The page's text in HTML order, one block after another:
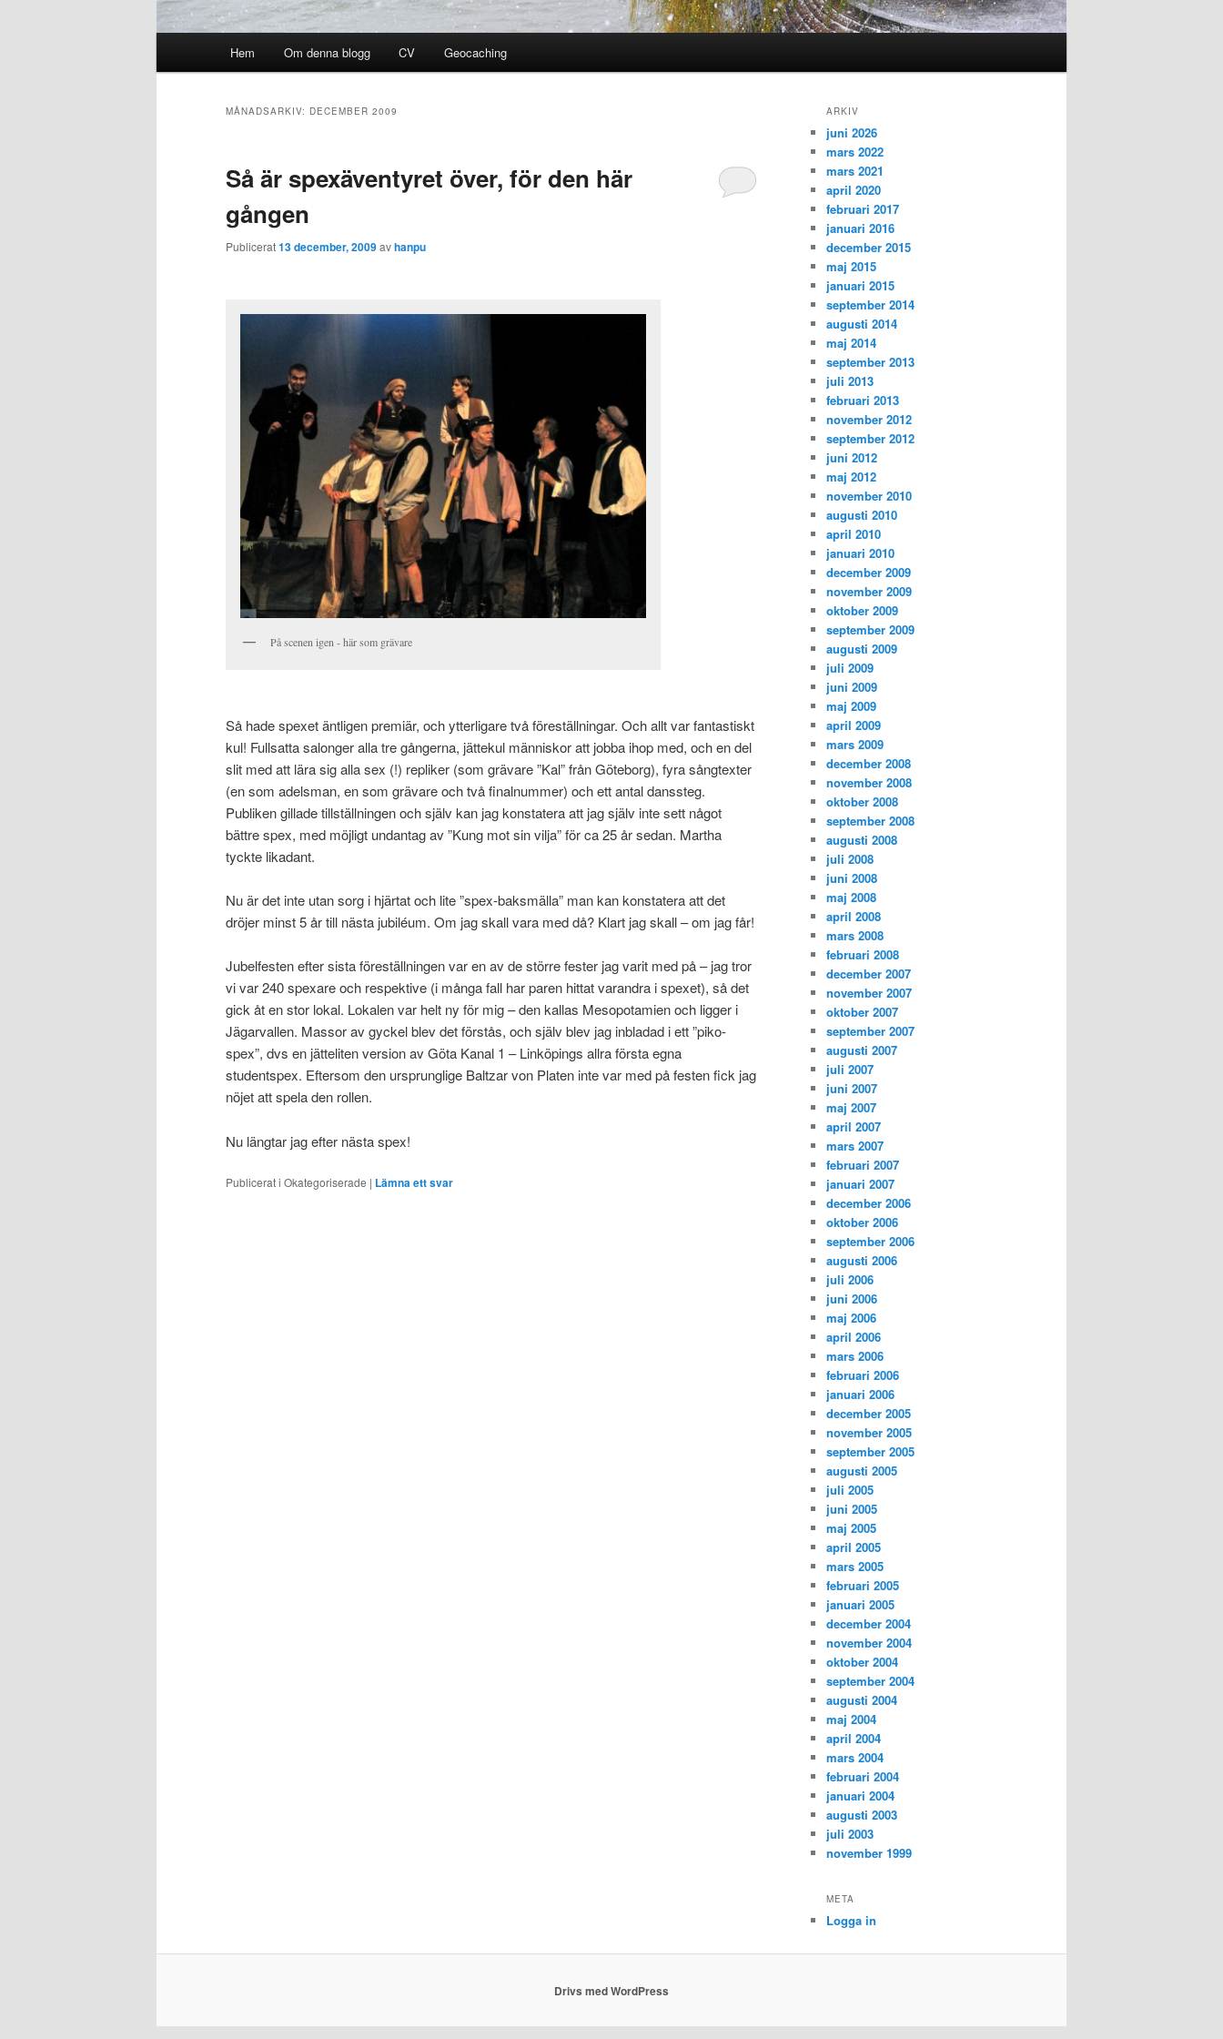
Hem Om denna blogg CV Geocaching
MÅNADSARKIV: DECEMBER 2009
Så är spexäventyret över, för den här
gången
Publicerat13 december, 2009avhanpu
På scenen igen - här som grävare
Så hade spexet äntligen premiär, och ytterligare två föreställningar. Och allt var fantastiskt
kul! Fullsatta salonger alla tre gångerna, jättekul människor att jobba ihop med, och en del
slit med att lära sig alla sex (!) repliker (som grävare ”Kal” från Göteborg), fyra sångtexter
(en som adelsman, en som grävare och två finalnummer) och ett antal danssteg.
Publiken gillade tillställningen och själv kan jag konstatera att jag själv inte sett något
bättre spex, med möjligt undantag av ”Kung mot sin vilja” för ca 25 år sedan. Martha
tyckte likadant.
Nu är det inte utan sorg i hjärtat och lite ”spex-baksmälla” man kan konstatera att det
dröjer minst 5 år till nästa jubiléum. Om jag skall vara med då? Klart jag skall – om jag får!
Jubelfesten efter sista föreställningen var en av de större fester jag varit med på – jag tror
vi var 240 spexare och respektive (i många fall har paren hittat varandra i spexet), så det
gick åt en stor lokal. Lokalen var helt ny för mig – den kallas Mesopotamien och ligger i
Jägarvallen. Massor av gyckel blev det förstås, och själv blev jag inbladad i ett ”piko-
spex”, dvs en jätteliten version av Göta Kanal 1 – Linköpings allra första egna
studentspex. Eftersom den ursprunglige Baltzar von Platen inte var med på festen fick jag
nöjet att spela den rollen.
Nu längtar jag efter nästa spex!
Publicerat i Okategoriserade | Lämna ett svar
ARKIV
juni 2026
mars 2022
mars 2021
april 2020
februari 2017
januari 2016
december 2015
maj 2015
januari 2015
september 2014
augusti 2014
maj 2014
september 2013
juli 2013
februari 2013
november 2012
september 2012
juni 2012
maj 2012
november 2010
augusti 2010
april 2010
januari 2010
december 2009
november 2009
oktober 2009
september 2009
augusti 2009
juli 2009
juni 2009
maj 2009
april 2009
mars 2009
december 2008
november 2008
oktober 2008
september 2008
augusti 2008
juli 2008
juni 2008
maj 2008
april 2008
mars 2008
februari 2008
december 2007
november 2007
oktober 2007
september 2007
augusti 2007
juli 2007
juni 2007
maj 2007
april 2007
mars 2007
februari 2007
januari 2007
december 2006
oktober 2006
september 2006
augusti 2006
juli 2006
juni 2006
maj 2006
april 2006
mars 2006
februari 2006
januari 2006
december 2005
november 2005
september 2005
augusti 2005
juli 2005
juni 2005
maj 2005
april 2005
mars 2005
februari 2005
januari 2005
december 2004
november 2004
oktober 2004
september 2004
augusti 2004
maj 2004
april 2004
mars 2004
februari 2004
januari 2004
augusti 2003
juli 2003
november 1999
META
Logga in
Drivs med WordPress